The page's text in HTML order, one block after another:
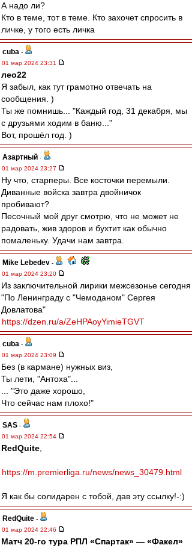
А надо ли?
Кто в теме, тот в теме. Кто захочет спросить в
личке, у того есть личка
cuba -
01 мар 2024 23:31
лео22
Я забыл, как тут грамотно отвечать на
сообщения. )
Ты же помнишь... "Каждый год, 31 декабря, мы
с друзьями ходим в баню..."
Вот, прошёл год. )
Азартный -
01 мар 2024 23:27
Ну что, старперы. Все косточки перемыли.
Диванные войска завтра двойничок
пробивают?
Песочный мой друг смотрю, что не может не
радовать, жив здоров и бухтит как обычно
помаленьку. Удачи нам завтра.
Mike Lebedev -
01 мар 2024 23:20
Из заключительной лирики межсезонье сегодня
"По Ленинграду с "Чемоданом" Сергея
Довлатова"
https://dzen.ru/a/ZeHPAoyYimieTGVT
cuba -
01 мар 2024 23:09
Без (в кармане) нужных виз,
Ты лети, "Антоха"...
... "Это даже хорошо,
Что сейчас нам плохо!"
SAS -
01 мар 2024 22:54
RedQuite
https://m.premierliga.ru/news/news_30479.html
Я как бы солидарен с тобой, дав эту ссылку!-:)
RedQuite -
01 мар 2024 22:46
Матч 20-го тура РПЛ «Спартак» — «Факел»